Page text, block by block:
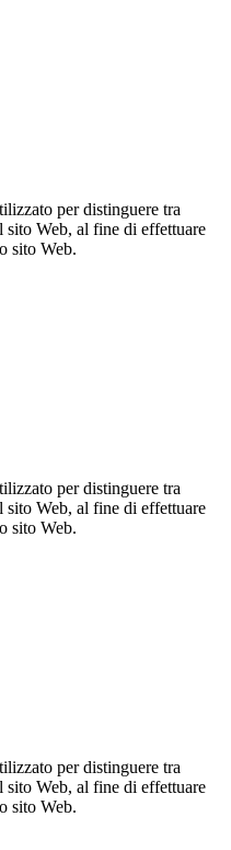
per distinguere tra
Web, al fine di effettuare
sito Web.
per distinguere tra
Web, al fine di effettuare
sito Web.
per distinguere tra
Web, al fine di effettuare
sito Web.